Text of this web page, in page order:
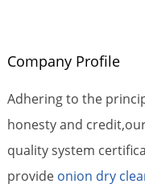
Company Profile
Adhering to the
honesty and
quality system
provide onion dry